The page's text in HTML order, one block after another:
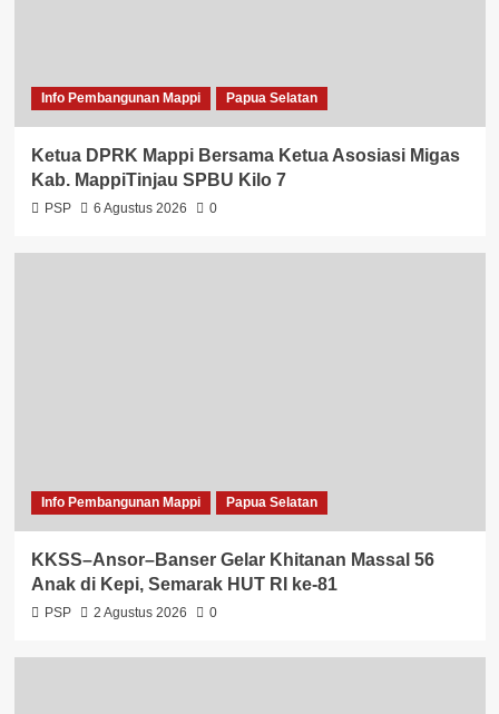
Info Pembangunan Mappi Papua Selatan
Ketua DPRK Mappi Bersama Ketua Asosiasi Migas
Kab. MappiTinjau SPBU Kilo 7
PSP 6 Agustus 2026 0
Info Pembangunan Mappi Papua Selatan
KKSS–Ansor–Banser Gelar Khitanan Massal 56
Anak di Kepi, Semarak HUT RI ke-81
PSP 2 Agustus 2026 0